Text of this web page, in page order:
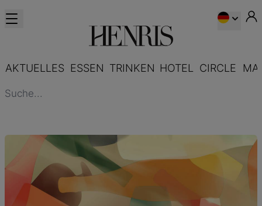
AKTUELLES ESSEN TRINKEN HOTEL CIRCLE